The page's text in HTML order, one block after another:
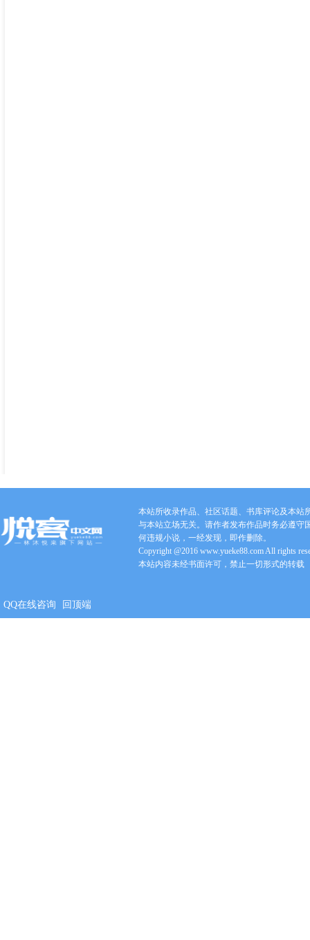
本站所收录作品、社区话题、书库评论及本站
与本站立场无关。请作者发布作品时务必遵守
何违规小说，一经发现，即作删除。
Copyright @2016 www.yueke88.com All rights
本站内容未经书面许可，禁止一切形式的转载
QQ在线咨询 回顶端